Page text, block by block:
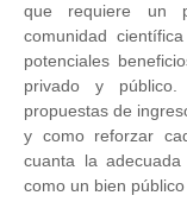
que requiere un
comunidad
potenciales
privado y
propuestas de
y como reforzar
cuanta la
como un bien